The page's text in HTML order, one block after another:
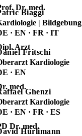
Dr. med.
Biaggi
| Bildgebung
· EN · FR · IT
Arzt
Fritschi
Kardiologie
· EN
med.
Ghenzi
Kardiologie
· EN · FR · ES
Dr. med.
Hürlimann